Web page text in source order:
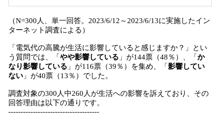
（N=300人、単一回答。2023/6/12～2023/6/13に実施したイン
ターネット調査による）
「電気代の高騰が生活に影響していると感じますか？」とい
う質問では、「 やや影響している 」が144票（48％）、「 か
なり影響している 」が116票（39％）を集め、「 影響してい
ない 」が40票（13％）でした。
調査対象の300人中260人が生活への影響を訴えており、その
回答理由は以下の通りです。
-------------------------------------